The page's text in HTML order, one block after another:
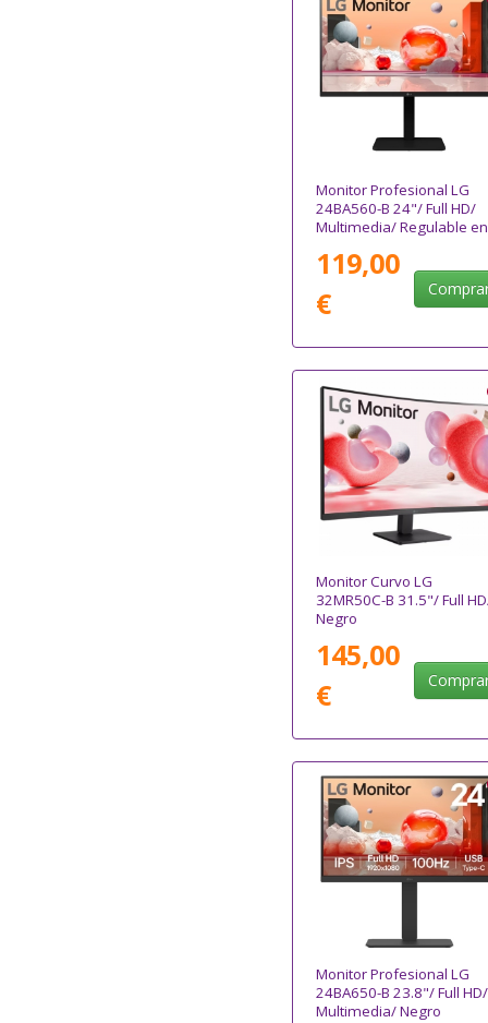
Monitor Profesional LG
24BA560-B 24"/ Full HD/
Multimedia/ Regulable en
119,00
€
Monitor Curvo LG
32MR50C-B 31.5"/ Full
Negro
145,00
€
Monitor Profesional LG
24BA650-B 23.8"/ Full HD/
Multimedia/ Negro